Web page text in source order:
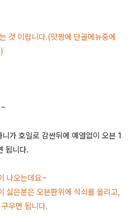
것 이랍니다.(맛짱에 단골메뉴중에
가 호일로 감싼뒤에 예열없이 오븐 1
됩니다.
나오는데요~
싫은분은 오븐판위에 석쇠를 올리고,
우면 됩니다.